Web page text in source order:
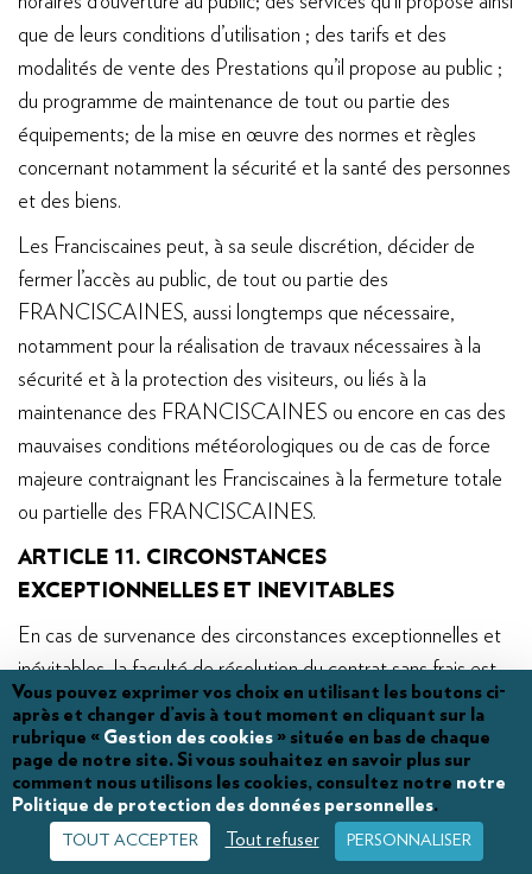
Vous pouvez exprimer vos choix en utilisant les boutons ci-
après et changer d’avis à tout moment en cliquant sur la
rubrique « Gestion des cookies » située en bas de chaque
page de notre site. Si vous souhaitez en savoir plus sur
comment nous utilisons les cookies, consultez notre notre
Politique de protection des données personnelles.
TOUT ACCEPTER Tout refuser PERSONNALISER
que de leurs conditions d’utilisation ; des tarifs et des
modalités de vente des Prestations qu’il propose au public ;
du programme de maintenance de tout ou partie des
équipements; de la mise en œuvre des normes et règles
concernant notamment la sécurité et la santé des personnes
et des biens.
Les Franciscaines peut, à sa seule discrétion, décider de
fermer l’accès au public, de tout ou partie des
FRANCISCAINES, aussi longtemps que nécessaire,
notamment pour la réalisation de travaux nécessaires à la
sécurité et à la protection des visiteurs, ou liés à la
maintenance des FRANCISCAINES ou encore en cas des
mauvaises conditions météorologiques ou de cas de force
majeure contraignant les Franciscaines à la fermeture totale
ou partielle des FRANCISCAINES.
ARTICLE 11. CIRCONSTANCES
EXCEPTIONNELLES ET INEVITABLES
En cas de survenance des circonstances exceptionnelles et
inévitables, la faculté de résolution du contrat sans frais est
possible tant pour les Franciscaines que pour le Client. Il est
précisé que l’appréciation de la survenance de ces
circonstances reposera uniquement sur des éléments
objectifs.
Par circonstances exceptionnelles et inévitables, on entend